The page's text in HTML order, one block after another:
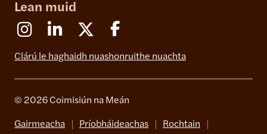
Lean muid
InstagramLinkedin X (Formerly Twitter)
Clárú le haghaidh nuashonruithe nuachta
© 2026 Coimisiún na Meán
Gairmeacha Príobháideachas Rochtain